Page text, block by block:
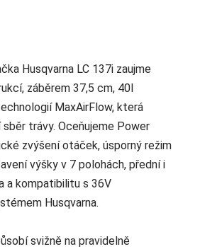
Husqvarna LC 137i zaujme
záběrem 37,5 cm, 40l
MaxAirFlow, která
trávy. Oceňujeme Power
zvýšení otáček, úsporný režim
výšky v 7 polohách, přední i
a kompatibilitu s 36V
Husqvarna.
svižně na pravidelně